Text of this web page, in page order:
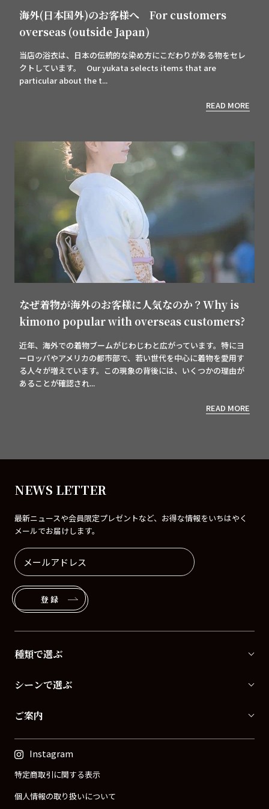
海外(日本国外)のお客様へ For customers
overseas (outside Japan)
当店の浴衣は、日本の伝統的な染め方にこだわりがある物をセレ
クトしています。 Our yukata selects items that are
particular about the t...
READ MORE
なぜ着物が海外のお客様に人気なのか？Why is
kimono popular with overseas customers?
近年、海外での着物ブームがじわじわと広がっています。特にヨ
ーロッパやアメリカの都市部で、若い世代を中心に着物を愛用す
る人々が増えています。この現象の背後には、いくつかの理由が
あることが確認され...
READ MORE
NEWS LETTER
最新ニュースや会員限定プレゼントなど、お得な情報をいちはやく
メールでお届けします。
登録
種類で選ぶ
シーンで選ぶ
ご案内
Instagram
特定商取引に関する表示
個人情報の取り扱いについて